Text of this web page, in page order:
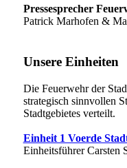
Pressesprecher
Patrick Marhofen &
Unsere Einheiten
Die Feuerwehr der
strategisch sinnvollen
Stadtgebietes verteilt.
Einheit 1 Voerde
Einheitsführer Carsten